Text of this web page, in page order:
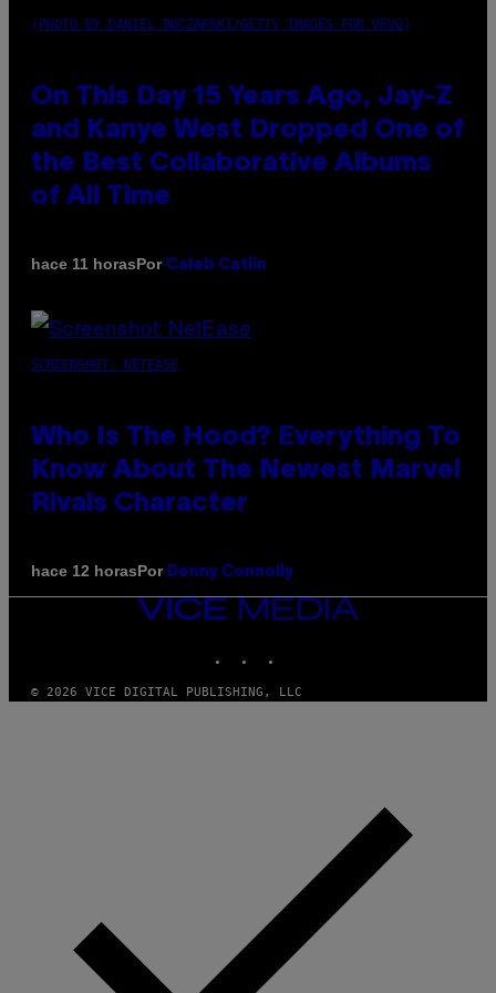
(PHOTO BY DANIEL BOCZARSKI/GETTY IMAGES FOR VEVO)
On This Day 15 Years Ago, Jay-Z
and Kanye West Dropped One of
the Best Collaborative Albums
of All Time
hace 11 horasPor Caleb Catlin
SCREENSHOT: NETEASE
Who Is The Hood? Everything To
Know About The Newest Marvel
Rivals Character
hace 12 horasPor Denny Connolly
VICE
MEDIA
© 2026 VICE DIGITAL PUBLISHING, LLC